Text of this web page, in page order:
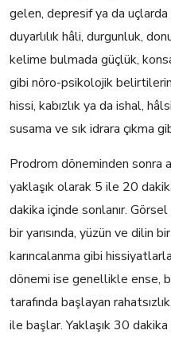
gelen, depresif ya da uçlarda
duyarlılık hâli, durgunluk,
kelime bulmada güçlük,
gibi nöro-psikolojik
hissi, kabızlık ya da ishal,
susama ve sık idrara çıkma
Prodrom döneminden sonra
yaklaşık olarak 5 ile 20
dakika içinde sonlanır.
bir yarısında, yüzün ve dilin
karıncalanma gibi
dönemi ise genellikle ense,
tarafında başlayan
ile başlar. Yaklaşık 30